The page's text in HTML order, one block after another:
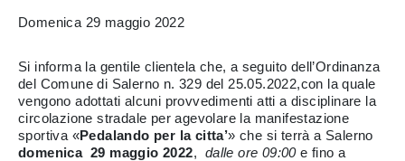
Domenica 29 maggio 2022
Si informa la gentile clientela che, a seguito dell’Ordinanza
del Comune di Salerno n. 329 del 25.05.2022,con la quale
vengono adottati alcuni provvedimenti atti a disciplinare la
circolazione stradale per agevolare la manifestazione
sportiva «Pedalando per la citta’» che si terrà a Salerno
domenica 29 maggio 2022, dalle ore 09:00e fino a